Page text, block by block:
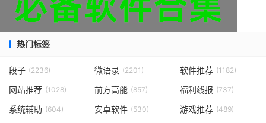
热门标签
段子 (2236) 微语录 (2201) 软件推荐 (1182)
网站推荐 (1028) 前方高能 (857) 福利线报 (737)
系统辅助 (604) 安卓软件 (530) 游戏推荐 (489)